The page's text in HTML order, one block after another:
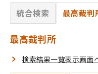
統合検索 最高裁判
最高裁判所
検索結果一覧表示画面